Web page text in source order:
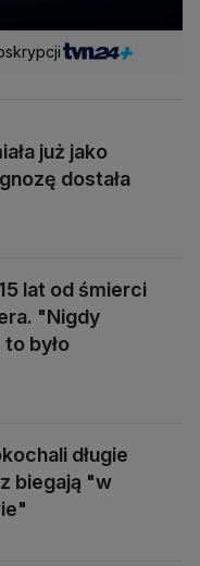
już jako
dostała
lat od śmierci
"Nigdy
było
długie
biegają "w